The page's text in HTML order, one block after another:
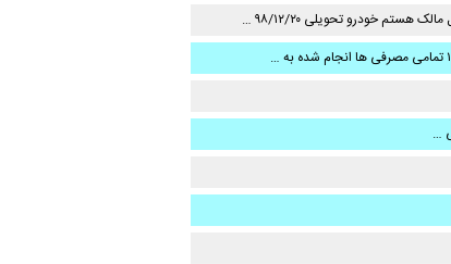
خودرو تحویلی ۹۸/۱۲/۲۰ …
…